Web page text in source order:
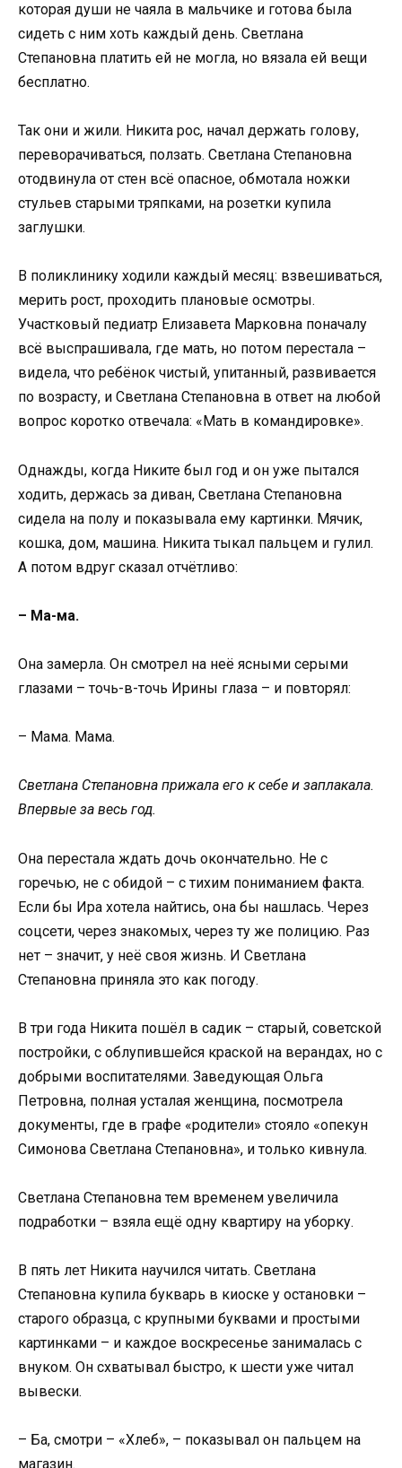
которая души не чаяла в мальчике и готова была
сидеть с ним хоть каждый день. Светлана
Степановна платить ей не могла, но вязала ей вещи
бесплатно.
Так они и жили. Никита рос, начал держать голову,
переворачиваться, ползать. Светлана Степановна
отодвинула от стен всё опасное, обмотала ножки
стульев старыми тряпками, на розетки купила
заглушки.
В поликлинику ходили каждый месяц: взвешиваться,
мерить рост, проходить плановые осмотры.
Участковый педиатр Елизавета Марковна поначалу
всё выспрашивала, где мать, но потом перестала –
видела, что ребёнок чистый, упитанный, развивается
по возрасту, и Светлана Степановна в ответ на любой
вопрос коротко отвечала: «Мать в командировке».
Однажды, когда Никите был год и он уже пытался
ходить, держась за диван, Светлана Степановна
сидела на полу и показывала ему картинки. Мячик,
кошка, дом, машина. Никита тыкал пальцем и гулил.
А потом вдруг сказал отчётливо:
– Ма-ма.
Она замерла. Он смотрел на неё ясными серыми
глазами – точь-в-точь Ирины глаза – и повторял:
– Мама. Мама.
Светлана Степановна прижала его к себе и заплакала.
Впервые за весь год.
Она перестала ждать дочь окончательно. Не с
горечью, не с обидой – с тихим пониманием факта.
Если бы Ира хотела найтись, она бы нашлась. Через
соцсети, через знакомых, через ту же полицию. Раз
нет – значит, у неё своя жизнь. И Светлана
Степановна приняла это как погоду.
В три года Никита пошёл в садик – старый, советской
постройки, с облупившейся краской на верандах, но с
добрыми воспитателями. Заведующая Ольга
Петровна, полная усталая женщина, посмотрела
документы, где в графе «родители» стояло «опекун
Симонова Светлана Степановна», и только кивнула.
Светлана Степановна тем временем увеличила
подработки – взяла ещё одну квартиру на уборку.
В пять лет Никита научился читать. Светлана
Степановна купила букварь в киоске у остановки –
старого образца, с крупными буквами и простыми
картинками – и каждое воскресенье занималась с
внуком. Он схватывал быстро, к шести уже читал
вывески.
– Ба, смотри – «Хлеб», – показывал он пальцем на
магазин.